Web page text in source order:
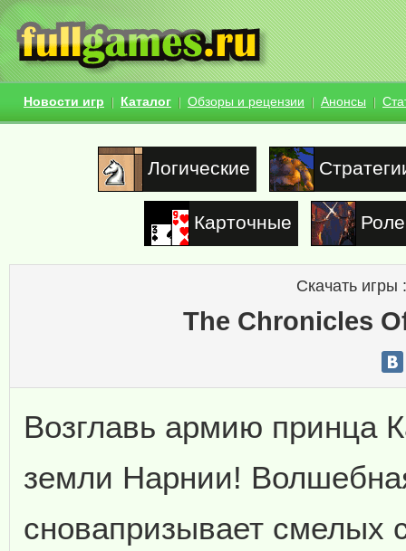
Новости игр Каталог Обзоры и рецензии Анонсы
Логические
Карточные
Скачать игры
The Chronicles
Возглавь армию принца
земли Нарнии!
сновапризывает смелых